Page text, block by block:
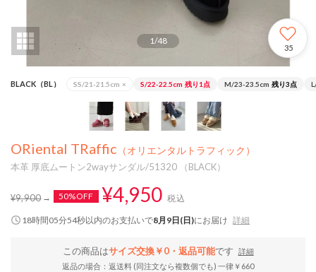
1/48
35
BLACK（BL） SS/21-21.5cm × S/22-22.5cm 残り1点 M/23-23.5cm 残り3点
ORiental TRaffic （オリエンタルトラフィック）
本革 厚底ムートン2wayサンダル/51320 （BLACK）
¥9,900 50%OFF ¥4,950 税込
18時間05分53秒以内のお支払いで8月9日(日)にお届け 詳細
この商品はサイズ交換￥0・返品可能です
詳細
返品の場合：返送料 (同注文なら複数個でも) 一律￥660